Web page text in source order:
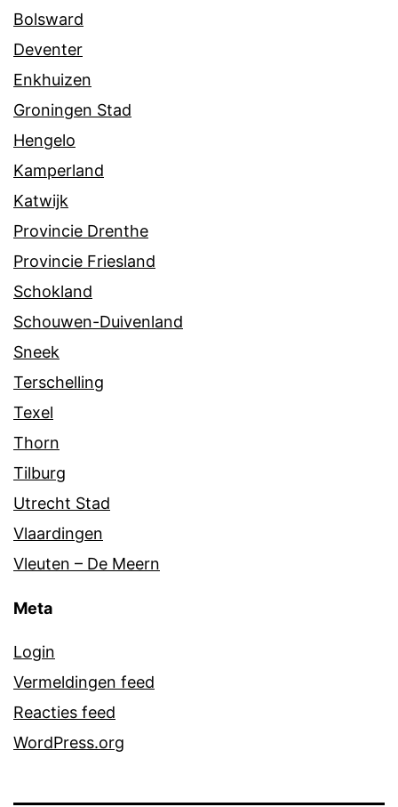
Bolsward
Deventer
Enkhuizen
Groningen Stad
Hengelo
Kamperland
Katwijk
Provincie Drenthe
Provincie Friesland
Schokland
Schouwen-Duivenland
Sneek
Terschelling
Texel
Thorn
Tilburg
Utrecht Stad
Vlaardingen
Vleuten – De Meern
Meta
Login
Vermeldingen feed
Reacties feed
WordPress.org